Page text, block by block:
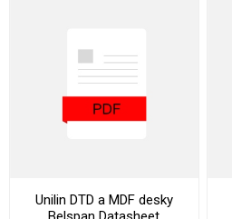
Unilin DTD a MDF desky